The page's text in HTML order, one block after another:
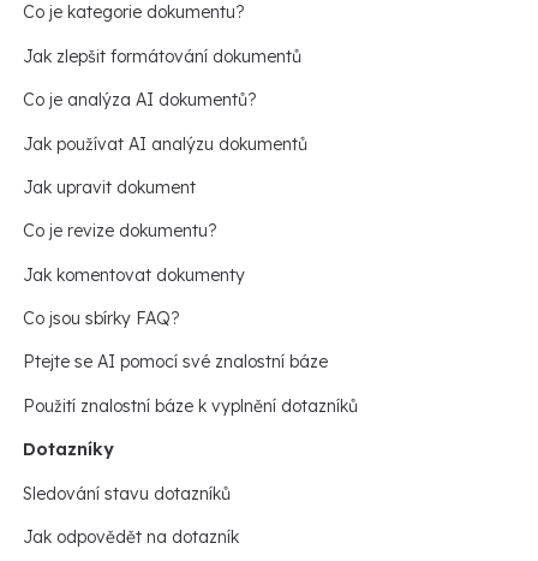
Co je kategorie dokumentu?
Jak zlepšit formátování dokumentů
Co je analýza AI dokumentů?
Jak používat AI analýzu dokumentů
Jak upravit dokument
Co je revize dokumentu?
Jak komentovat dokumenty
Co jsou sbírky FAQ?
Ptejte se AI pomocí své znalostní báze
Použití znalostní báze k vyplnění dotazníků
Dotazníky
Sledování stavu dotazníků
Jak odpovědět na dotazník